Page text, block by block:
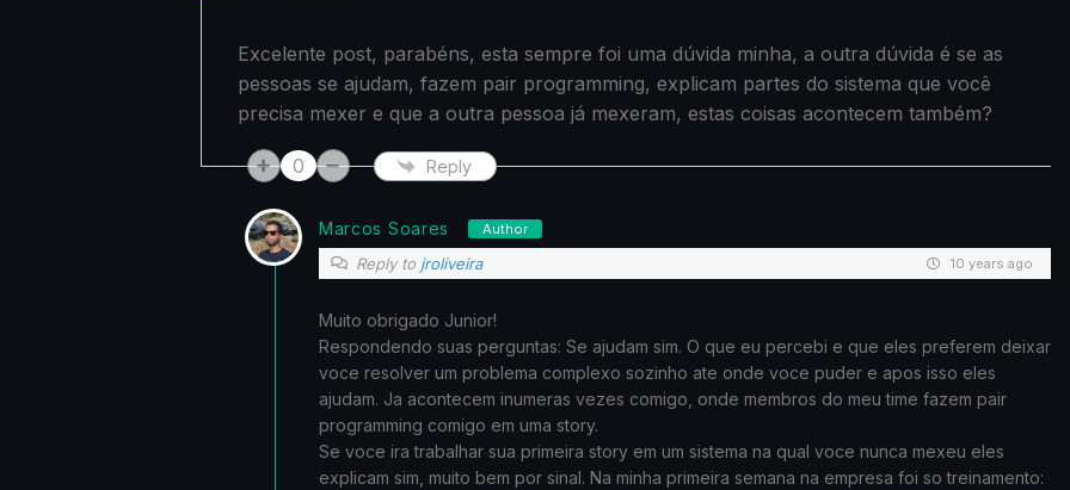
Excelente post, parabéns, esta sempre foi uma dúvida minha, a outra dúvida é se as
pessoas se ajudam, fazem pair programming, explicam partes do sistema que você
precisa mexer e que a outra pessoa já mexeram, estas coisas acontecem também?
0 Reply
Marcos Soares Author
Reply to jroliveira 10 years ago
Muito obrigado Junior!
Respondendo suas perguntas: Se ajudam sim. O que eu percebi e que eles preferem deixar
voce resolver um problema complexo sozinho ate onde voce puder e apos isso eles
ajudam. Ja acontecem inumeras vezes comigo, onde membros do meu time fazem pair
programming comigo em uma story.
Se voce ira trabalhar sua primeira story em um sistema na qual voce nunca mexeu eles
explicam sim, muito bem por sinal. Na minha primeira semana na empresa foi so treinamento: